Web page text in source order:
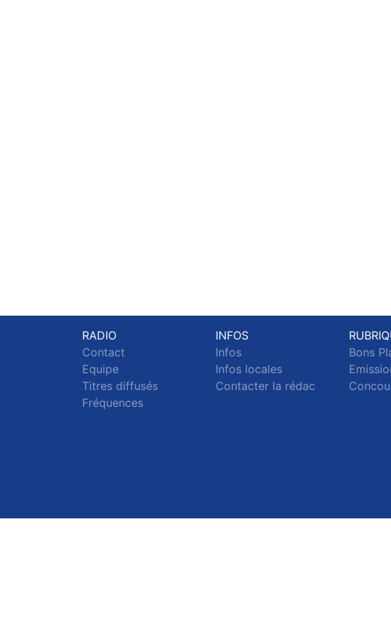
RADIO
Contact
Equipe
Titres diffusés
Fréquences
INFOS
Infos
Infos locales
Contacter la rédac
Bons